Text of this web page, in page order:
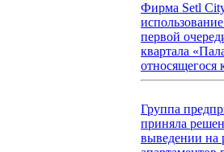
Фирма Setl
первой
квартала
относящегося
Группа
приняла
выведении на